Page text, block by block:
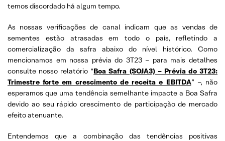
temos discordado há algum tempo.
As nossas verificações de canal indicam que as vendas de
sementes estão atrasadas em todo o país, refletindo a
comercialização da safra abaixo do nível histórico. Como
mencionamos em nossa prévia do 3T23 – para mais detalhes
consulte nosso relatório “Boa Safra (SOJA3) – Prévia do 3T23:
Trimestre forte em crescimento de receita e EBITDA” –, não
esperamos que uma tendência semelhante impacte a Boa Safra
devido ao seu rápido crescimento de participação de mercado
efeito atenuante.
Entendemos que a combinação das tendências positivas